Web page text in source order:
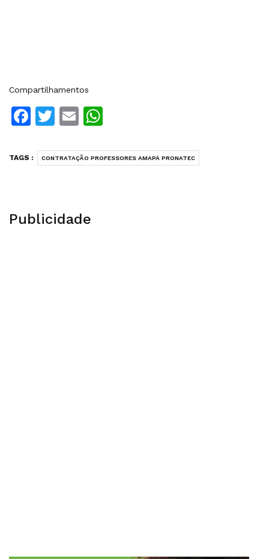
Compartilhamentos
Facebook
Twitter
Email
TAGS : CONTRATAÇÃO PROFESSORES AMAPÁ PRONATEC
Publicidade